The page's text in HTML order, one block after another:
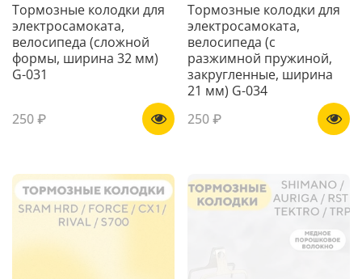
Тормозные колодки для
электросамоката,
велосипеда (сложной
формы, ширина 32 мм)
G-031
250 ₽
Тормозные колодки для
электросамоката,
велосипеда (с
разжимной пружиной,
закругленные, ширина
21 мм) G-034
250 ₽